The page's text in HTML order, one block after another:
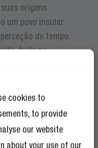
cookies to
to provide
our website
about your use of our
origens
um povo insular
de tempo.
tudo se
um pouco da